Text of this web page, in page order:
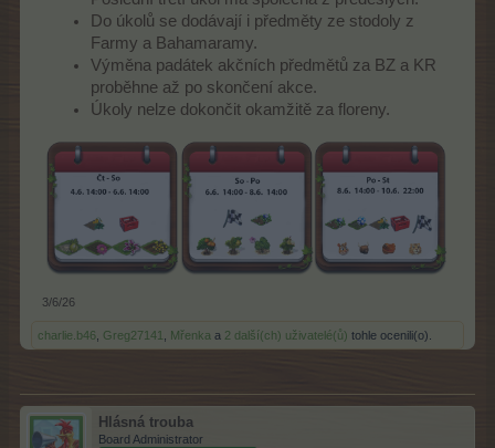
Do úkolů se dodávají i předměty ze stodoly z
Farmy a Bahamaramy.
Výměna padátek akčních předmětů za BZ a KR
proběhne až po skončení akce.
Úkoly nelze dokončit okamžitě za floreny.
3/6/26
charlie.b46, Greg27141, Mřenka a 2 další(ch) uživatelé(ů) tohle ocenili(o).
Hlásná trouba
Board Administrator